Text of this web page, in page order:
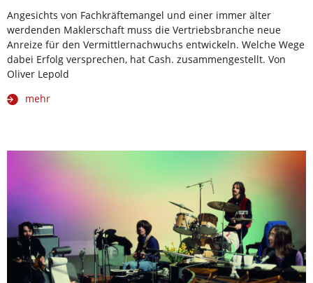
Angesichts von Fachkräftemangel und einer immer älter
werdenden Maklerschaft muss die Vertriebsbranche neue
Anreize für den Vermittlernachwuchs entwickeln. Welche Wege
dabei Erfolg versprechen, hat Cash. zusammengestellt. Von
Oliver Lepold
mehr